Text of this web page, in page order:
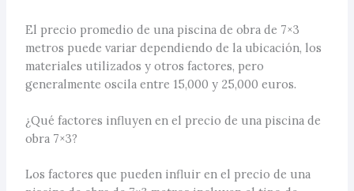
El precio promedio de una piscina de obra de 7×3
metros puede variar dependiendo de la ubicación, los
materiales utilizados y otros factores, pero
generalmente oscila entre 15,000 y 25,000 euros.
¿Qué factores influyen en el precio de una piscina de
obra 7×3?
Los factores que pueden influir en el precio de una